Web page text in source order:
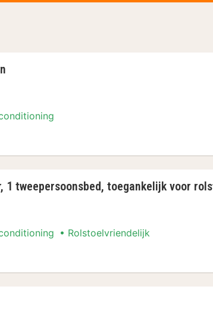
1 tweepersoonsbed, toegankelijk voor
Rolstoelvriendelijk